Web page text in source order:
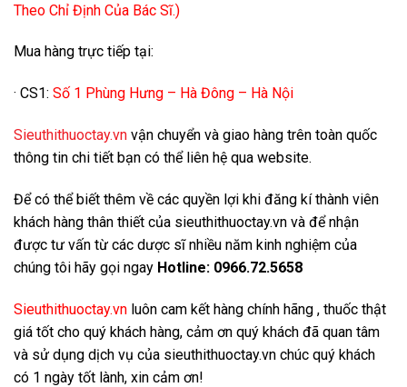
Theo Chỉ Định Của Bác Sĩ.)
Mua hàng trực tiếp tại:
· CS1: Số 1 Phùng Hưng – Hà Đông – Hà Nội
Sieuthithuoctay.vn vận chuyển và giao hàng trên toàn quốc
thông tin chi tiết bạn có thể liên hệ qua website.
Để có thể biết thêm về các quyền lợi khi đăng kí thành viên
khách hàng thân thiết của sieuthithuoctay.vn và để nhận
được tư vấn từ các dược sĩ nhiều năm kinh nghiệm của
chúng tôi hãy gọi ngay Hotline: 0966.72.5658
Sieuthithuoctay.vn luôn cam kết hàng chính hãng , thuốc thật
giá tốt cho quý khách hàng, cảm ơn quý khách đã quan tâm
và sử dụng dịch vụ của sieuthithuoctay.vn chúc quý khách
có 1 ngày tốt lành, xin cảm ơn!